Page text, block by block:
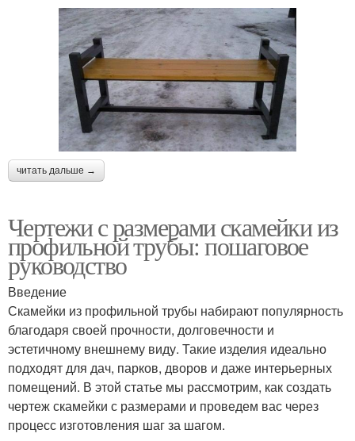
читать дальше →
Чертежи с размерами скамейки из
профильной трубы: пошаговое
руководство
Введение
Скамейки из профильной трубы набирают популярность
благодаря своей прочности, долговечности и
эстетичному внешнему виду. Такие изделия идеально
подходят для дач, парков, дворов и даже интерьерных
помещений. В этой статье мы рассмотрим, как создать
чертеж скамейки с размерами и проведем вас через
процесс изготовления шаг за шагом.